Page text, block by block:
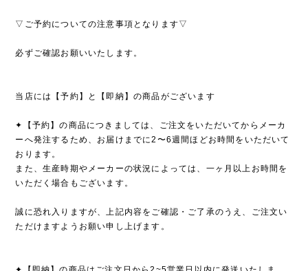
▽ご予約についての注意事項となります▽
必ずご確認お願いいたします。
当店には【予約】と【即納】の商品がございます
✦【予約】の商品につきましては、ご注文をいただいてからメーカ
ーへ発注するため、お届けまでに2〜6週間ほどお時間をいただいて
おります。
また、生産時期やメーカーの状況によっては、一ヶ月以上お時間を
いただく場合もございます。
誠に恐れ入りますが、上記内容をご確認・ご了承のうえ、ご注文い
ただけますようお願い申し上げます。